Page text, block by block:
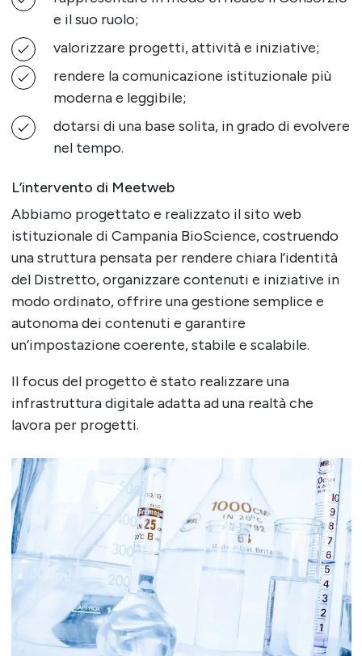
e il suo ruolo;
valorizzare progetti, attività e iniziative;
rendere la comunicazione istituzionale più
moderna e leggibile;
dotarsi di una base solita, in grado di evolvere
nel tempo.
L’intervento di Meetweb
Abbiamo progettato e realizzato il sito web
istituzionale di Campania BioScience, costruendo
una struttura pensata per rendere chiara l’identità
del Distretto, organizzare contenuti e iniziative in
modo ordinato, offrire una gestione semplice e
autonoma dei contenuti e garantire
un’impostazione coerente, stabile e scalabile.
Il focus del progetto è stato realizzare una
infrastruttura digitale adatta ad una realtà che
lavora per progetti.